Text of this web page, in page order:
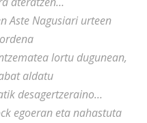
Aste Nagusiari urteen
lortu dugunean,
aldatu
desagertzeraino…
egoeran eta nahastuta